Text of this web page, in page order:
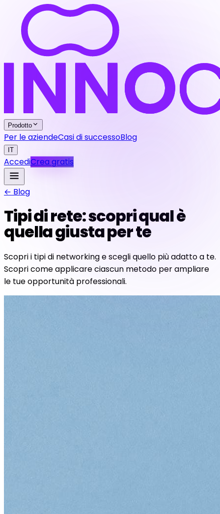
Prodotto
Per le aziendeCasi di successoBlog
IT
AccediCrea gratis
← Blog
Tipi di rete: scopri qual è
quella giusta per te
Scopri i tipi di networking e scegli quello più adatto a te.
Scopri come applicare ciascun metodo per ampliare
le tue opportunità professionali.